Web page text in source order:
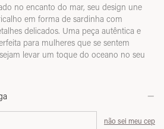
no encanto do mar, seu design une
em forma de sardinha com
delicados. Uma peça autêntica e
para mulheres que se sentem
levar um toque do oceano no seu
não sei meu cep